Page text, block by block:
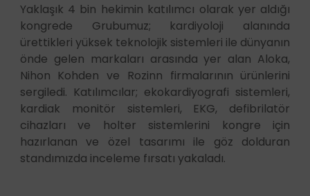
Yaklaşık 4 bin hekimin katılımcı olarak yer aldığı
kongrede Grubumuz; kardiyoloji alanında
ürettikleri yüksek teknolojik sistemleri ile dünyanın
önde gelen markaları arasında yer alan Aloka,
Nihon Kohden ve Rozinn firmalarının ürünlerini
sergiledi. Katılımcılar; ekokardiyografi sistemleri,
kardiak monitör sistemleri, EKG, defibrilatör
cihazları ve holter sistemlerini kongre için
hazırlanan ve özel tasarımı ile göz dolduran
standımızda inceleme fırsatı yakaladı.